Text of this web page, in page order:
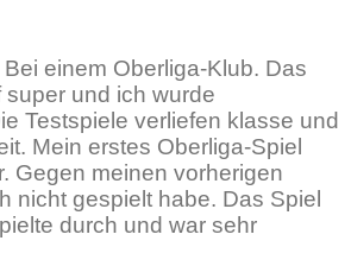
einem Oberliga-Klub. Das
super und ich wurde
Testspiele verliefen klasse und
Mein erstes Oberliga-Spiel
Gegen meinen vorherigen
nicht gespielt habe. Das Spiel
durch und war sehr